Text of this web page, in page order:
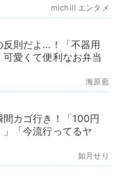
michill エンタメ
反則だよ…！「不器用
愛くて便利なお弁当
海原藍
カゴ行き！「100円
「今流行ってるヤ
如月せり